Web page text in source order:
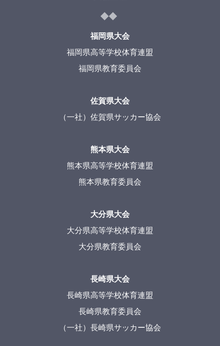
福岡県大会
福岡県高等学校体育連盟
福岡県教育委員会
佐賀県大会
（一社）佐賀県サッカー協会
熊本県大会
熊本県高等学校体育連盟
熊本県教育委員会
大分県大会
大分県高等学校体育連盟
大分県教育委員会
長崎県大会
長崎県高等学校体育連盟
長崎県教育委員会
（一社）長崎県サッカー協会